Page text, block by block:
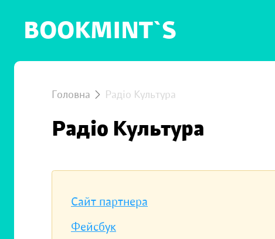
BOOKMINT`S
Головна Радіо Культура
Радіо Культура
Сайт партнера
Фейсбук